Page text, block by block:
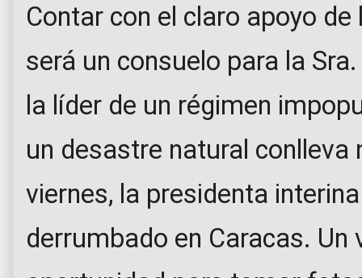
Contar con el claro apoyo
será un consuelo para la
la líder de un régimen
un desastre natural
viernes, la presidenta
derrumbado en Caracas.